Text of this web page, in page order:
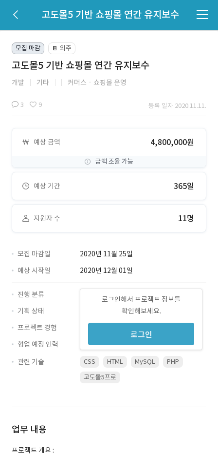
고도몰5 기반 쇼핑몰 연간 유지보수
모집 마감 📔 외주
고도몰5 기반 쇼핑몰 연간 유지보수
개발 기타 커머스ㆍ쇼핑몰 운영
3 9 등록 일자 2020.11.11.
예상 금액 4,800,000원
금액 조율 가능
예상 기간 365일
지원자 수 11명
모집 마감일
2020년 11월 25일
예상 시작일
2020년 12월 01일
로그인해서 프로젝트 정보를
확인해보세요.
로그인
진행 분류
기획 상태
프로젝트 경험
협업 예정 인력
관련 기술
CSS HTML MySQL
PHP
고도몰5프로
업무 내용
프로젝트 개요 :